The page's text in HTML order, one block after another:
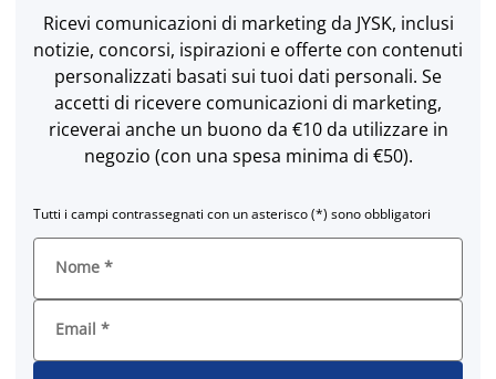
Ricevi comunicazioni di marketing da JYSK, inclusi
notizie, concorsi, ispirazioni e offerte con contenuti
personalizzati basati sui tuoi dati personali. Se
accetti di ricevere comunicazioni di marketing,
riceverai anche un buono da €10 da utilizzare in
negozio (con una spesa minima di €50).
Tutti i campi contrassegnati con un asterisco (*) sono obbligatori
Nome *
Email *